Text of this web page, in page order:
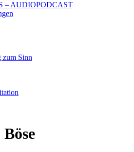
– AUDIOPODCAST
zum Sinn
Böse